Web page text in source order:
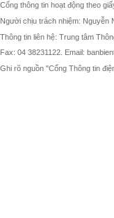
Cổng thông tin hoạt động theo
Người chịu trách nhiệm: Nguyễn
Thông tin liên hệ: Trung tâm
Fax: 04 38231122. Email:
Ghi rõ nguồn "Cổng Thông tin